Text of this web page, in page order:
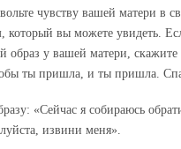
чувству вашей матери в
который вы можете увидеть.
образ у вашей матери, скажите
ты пришла, и ты пришла.
«Сейчас я собираюсь
извини меня».